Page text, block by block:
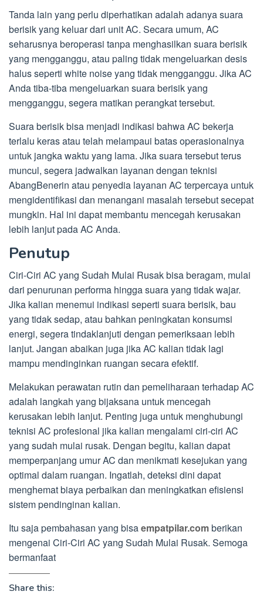
Tanda lain yang perlu diperhatikan adalah adanya suara
berisik yang keluar dari unit AC. Secara umum, AC
seharusnya beroperasi tanpa menghasilkan suara berisik
yang mengganggu, atau paling tidak mengeluarkan desis
halus seperti white noise yang tidak mengganggu. Jika AC
Anda tiba-tiba mengeluarkan suara berisik yang
mengganggu, segera matikan perangkat tersebut.
Suara berisik bisa menjadi indikasi bahwa AC bekerja
terlalu keras atau telah melampaui batas operasionalnya
untuk jangka waktu yang lama. Jika suara tersebut terus
muncul, segera jadwalkan layanan dengan teknisi
AbangBenerin atau penyedia layanan AC terpercaya untuk
mengidentifikasi dan menangani masalah tersebut secepat
mungkin. Hal ini dapat membantu mencegah kerusakan
lebih lanjut pada AC Anda.
Penutup
Ciri-Ciri AC yang Sudah Mulai Rusak bisa beragam, mulai
dari penurunan performa hingga suara yang tidak wajar.
Jika kalian menemui indikasi seperti suara berisik, bau
yang tidak sedap, atau bahkan peningkatan konsumsi
energi, segera tindaklanjuti dengan pemeriksaan lebih
lanjut. Jangan abaikan juga jika AC kalian tidak lagi
mampu mendinginkan ruangan secara efektif.
Melakukan perawatan rutin dan pemeliharaan terhadap AC
adalah langkah yang bijaksana untuk mencegah
kerusakan lebih lanjut. Penting juga untuk menghubungi
teknisi AC profesional jika kalian mengalami ciri-ciri AC
yang sudah mulai rusak. Dengan begitu, kalian dapat
memperpanjang umur AC dan menikmati kesejukan yang
optimal dalam ruangan. Ingatlah, deteksi dini dapat
menghemat biaya perbaikan dan meningkatkan efisiensi
sistem pendinginan kalian.
Itu saja pembahasan yang bisaempatpilar.comberikan
mengenai Ciri-Ciri AC yang Sudah Mulai Rusak. Semoga
bermanfaat
Share this: